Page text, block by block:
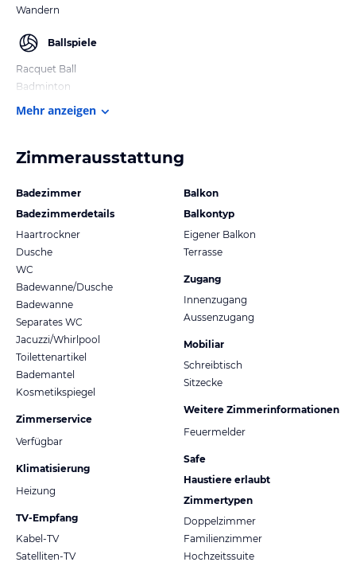
Wandern
Ballspiele
Racquet Ball
Badminton
Mehr anzeigen
Zimmerausstattung
Badezimmer
Badezimmerdetails
Haartrockner
Dusche
WC
Badewanne/Dusche
Badewanne
Separates WC
Jacuzzi/Whirlpool
Toilettenartikel
Bademantel
Kosmetikspiegel
Zimmerservice
Verfügbar
Klimatisierung
Heizung
TV-Empfang
Kabel-TV
Satelliten-TV
Balkon
Balkontyp
Eigener Balkon
Terrasse
Zugang
Innenzugang
Aussenzugang
Mobiliar
Schreibtisch
Sitzecke
Weitere Zimmerinformationen
Feuermelder
Safe
Haustiere erlaubt
Zimmertypen
Doppelzimmer
Familienzimmer
Hochzeitssuite